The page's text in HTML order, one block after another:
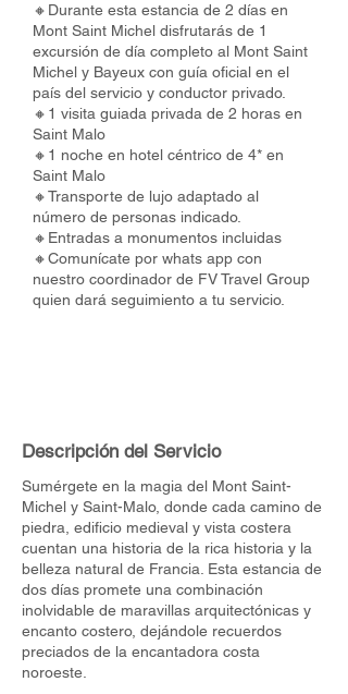
🔸Durante esta estancia de 2 días en
Mont Saint Michel disfrutarás de 1
excursión de día completo al Mont Saint
Michel y Bayeux con guía oficial en el
país del servicio y conductor privado.
🔸1 visita guiada privada de 2 horas en
Saint Malo
🔸1 noche en hotel céntrico de 4* en
Saint Malo
🔸Transporte de lujo adaptado al
número de personas indicado.
🔸Entradas a monumentos incluidas
🔸Comunícate por whats app con
nuestro coordinador de FV Travel Group
quien dará seguimiento a tu servicio.
Descripción del Servicio
Sumérgete en la magia del Mont Saint-
Michel y Saint-Malo, donde cada camino de
piedra, edificio medieval y vista costera
cuentan una historia de la rica historia y la
belleza natural de Francia. Esta estancia de
dos días promete una combinación
inolvidable de maravillas arquitectónicas y
encanto costero, dejándole recuerdos
preciados de la encantadora costa
noroeste.